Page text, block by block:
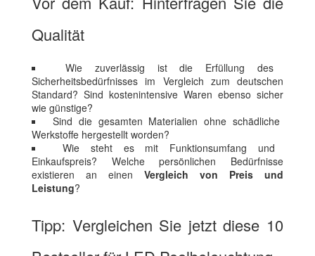
Qualität
Wie zuverlässig ist die Erfüllung des
Sicherheitsbedürfnisses im Vergleich zum deutschen
Standard? Sind kostenintensive Waren ebenso sicher
wie günstige?
Sind die gesamten Materialien ohne schädliche
Werkstoffe hergestellt worden?
Wie steht es mit Funktionsumfang und
Einkaufspreis? Welche persönlichen Bedürfnisse
existieren an einen Vergleich von Preis und
Leistung?
Tipp: Vergleichen Sie jetzt diese 10